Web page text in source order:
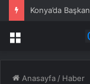
Konya’da
Menü
Anasayfa / Haber